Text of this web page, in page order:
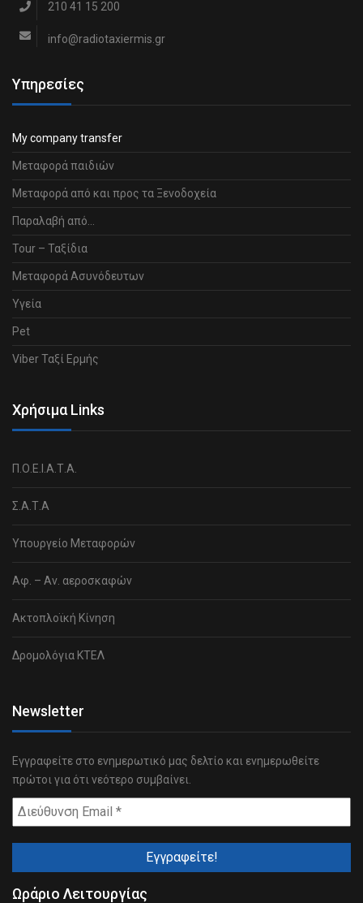
210 41 15 200
info@radiotaxiermis.gr
Υπηρεσίες
My company transfer
Μεταφορά παιδιών
Μεταφορά από και προς τα Ξενοδοχεία
Παραλαβή από…
Tour – Ταξίδια
Μεταφορά Ασυνόδευτων
Υγεία
Pet
Viber Ταξί Ερμής
Χρήσιμα Links
Π.Ο.Ε.Ι.Α.Τ.Α.
Σ.Α.Τ.Α
Υπουργείο Μεταφορών
Αφ. – Αν. αεροσκαφών
Ακτοπλοϊκή Κίνηση
Δρομολόγια ΚΤΕΛ
Newsletter
Εγγραφείτε στο ενημερωτικό μας δελτίο και ενημερωθείτε
πρώτοι για ότι νεότερο συμβαίνει.
Ωράριο Λειτουργίας